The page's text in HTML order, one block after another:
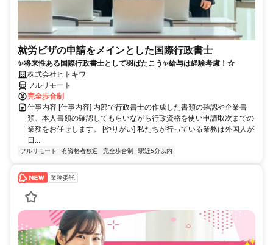
就労ビザの申請をメインとした国際行政書士
✨将来性ある国際行政書士として羽ばたこう✨給与は経験考慮！☆
株式会社ヒトキワ
フルリモート
完全歩合制
仕事内容 [仕事内容] 内部で行政書士の作成した書類の確認や企業書
類、本人書類の確認してもらいながら行政資格を使い申請取次までの
業務をお任せします。 [やりがい] 私たちが行っている業務は外国人が
日...
フルリモート 有資格者歓迎 完全歩合制 駅近5分以内
業務委託